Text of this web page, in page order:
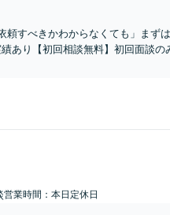
頼すべきかわからなくても」まず
あり【初回相談無料】初回面談の
営業時間：本日定休日